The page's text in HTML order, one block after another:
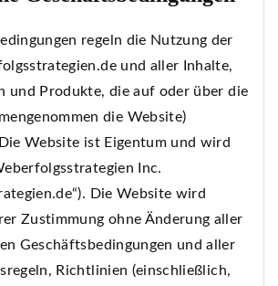
regeln die Nutzung der
und aller Inhalte,
und Produkte, die auf oder über die
die Website)
Website ist Eigentum und wird
Inc.
Die Website wird
Zustimmung ohne Änderung aller
Geschäftsbedingungen und aller
Richtlinien (einschließlich,